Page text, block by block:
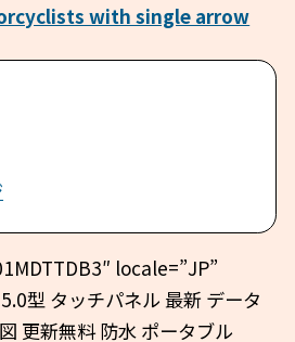
with single arrow
locale=”JP”
型 タッチパネル 最新 データ
更新無料 防水 ポータブル